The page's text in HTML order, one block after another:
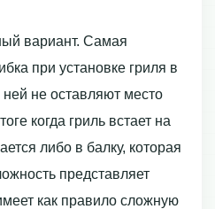
вариант. Самая
при установке гриля в
ней не оставляют место
когда гриль встает на
либо в балку, которая
представляет
как правило сложную